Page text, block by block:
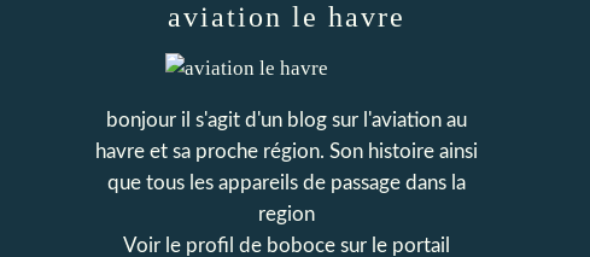
aviation le havre
bonjour il s'agit d'un blog sur l'aviation au
havre et sa proche région. Son histoire ainsi
que tous les appareils de passage dans la
region
Voir le profil de bobocesur le portail